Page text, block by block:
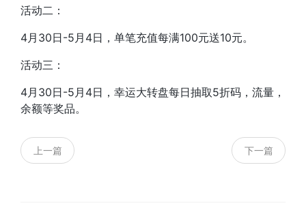
活动二：
4月30日-5月4日，单笔充值每满100元送10元。
活动三：
4月30日-5月4日，幸运大转盘每日抽取5折码，流量，
余额等奖品。
上一篇 下一篇